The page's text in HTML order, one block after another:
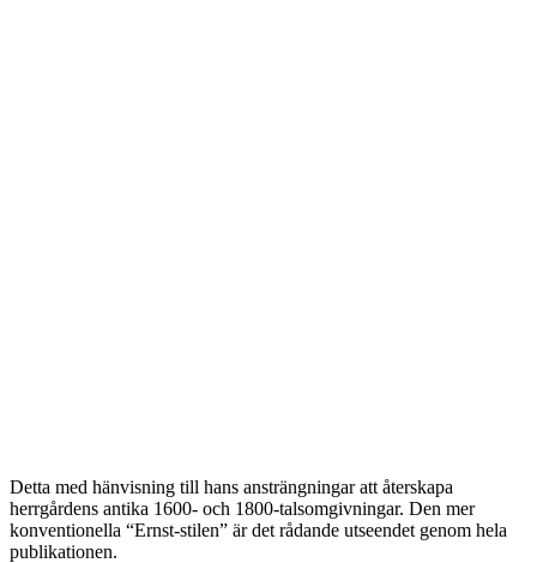
Detta med hänvisning till hans ansträngningar att återskapa
herrgårdens antika 1600- och 1800-talsomgivningar. Den mer
konventionella “Ernst-stilen” är det rådande utseendet genom hela
publikationen.